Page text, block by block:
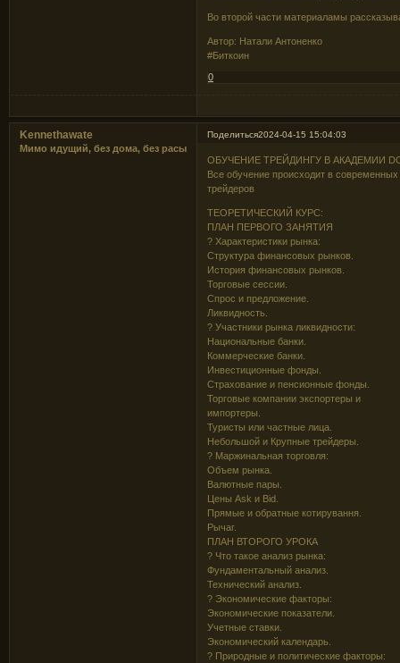
Во второй части материаламы
Автор: Натали Антоненко
#Биткоин
0
Поделиться2024-04-15 15:04:03
Kennethawate
Мимо идущий, без дома, без расы
ОБУЧЕНИЕ ТРЕЙДИНГУ В АКАДЕМИИ
Все обучение происходит в
трейдеров
ТЕОРЕТИЧЕСКИЙ КУРС:
ПЛАН ПЕРВОГО ЗАНЯТИЯ
? Характеристики рынка:
Структура финансовых рынков.
История финансовых рынков.
Торговые сессии.
Спрос и предложение.
Ликвидность.
? Участники рынка ликвидности:
Национальные банки.
Коммерческие банки.
Инвестиционные фонды.
Страхование и пенсионные фонды.
Торговые компании экспортеры и
импортеры.
Туристы или частные лица.
Небольшой и Крупные трейдеры.
? Маржинальная торговля:
Объем рынка.
Валютные пары.
Цены Ask и Bid.
Прямые и обратные котирування.
Рычаг.
ПЛАН ВТОРОГО УРОКА
? Что такое анализ рынка:
Фундаментальный анализ.
Технический анализ.
? Экономические факторы:
Экономические показатели.
Учетные ставки.
Экономический календарь.
? Природные и политические факторы: